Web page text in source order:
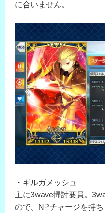
に合いません。
・ギルガメッシュ
主に3wave掃討要員。
ので、NPチャージを持